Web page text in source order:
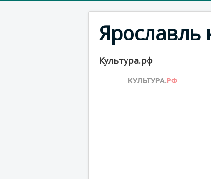
Ярославль
Культура.рф